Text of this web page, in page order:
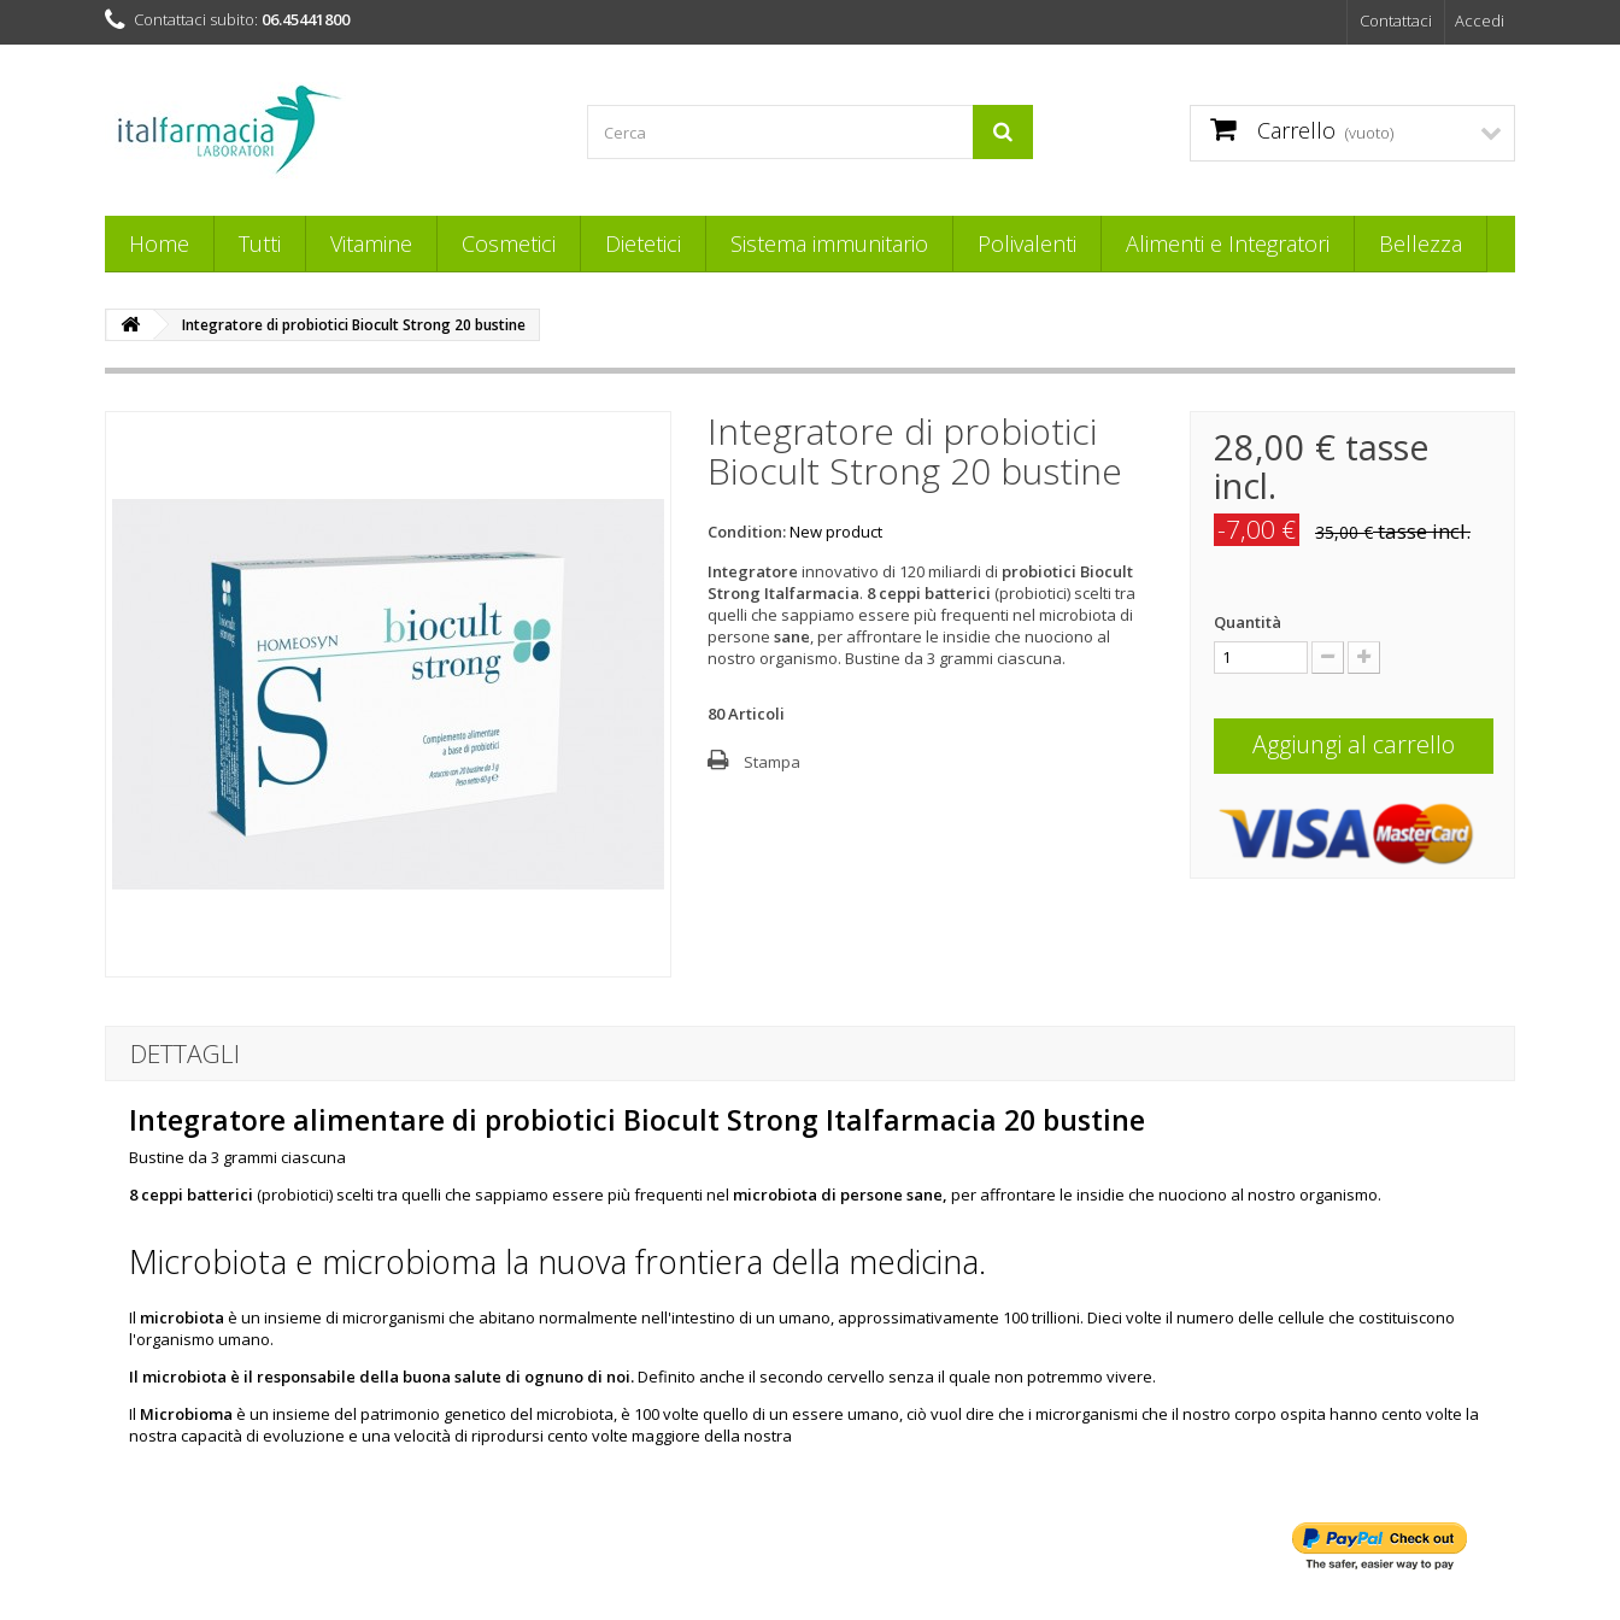
Accedi
Contattaci
Contattaci subito: 06.45441800
Carrello (vuoto)
Home Tutti Vitamine Cosmetici Dietetici Sistema immunitario Polivalenti Alimenti e Integratori Bellezza
Integratore di probiotici Biocult Strong 20 bustine
Integratore di probiotici
Biocult Strong 20 bustine
Condition:New product
Integratore innovativo di 120 miliardi di probiotici Biocult
Strong Italfarmacia. 8 ceppi batterici (probiotici) scelti tra
quelli che sappiamo essere più frequenti nel microbiota di
persone sane, per affrontare le insidie che nuociono al
nostro organismo. Bustine da 3 grammi ciascuna.
80Articoli
Stampa
28,00 €tasse
incl.
-7,00 € 35,00 €tasse incl.
Quantità
Aggiungi al carrello
DETTAGLI
Integratore alimentare di probiotici Biocult Strong Italfarmacia 20 bustine
Bustine da 3 grammi ciascuna
8 ceppi batterici (probiotici) scelti tra quelli che sappiamo essere più frequenti nel microbiota di persone sane, per affrontare le insidie che nuociono al nostro organismo.
Microbiota e microbioma la nuova frontiera della medicina.
Il microbiota è un insieme di microrganismi che abitano normalmente nell'intestino di un umano, approssimativamente 100 trillioni. Dieci volte il numero delle cellule che costituiscono
l'organismo umano.
Il microbiota è il responsabile della buona salute di ognuno di noi.Definito anche il secondo cervello senza il quale non potremmo vivere.
Il Microbioma è un insieme del patrimonio genetico del microbiota, è 100 volte quello di un essere umano, ciò vuol dire che i microrganismi che il nostro corpo ospita hanno cento volte la
nostra capacità di evoluzione e una velocità di riprodursi cento volte maggiore della nostra